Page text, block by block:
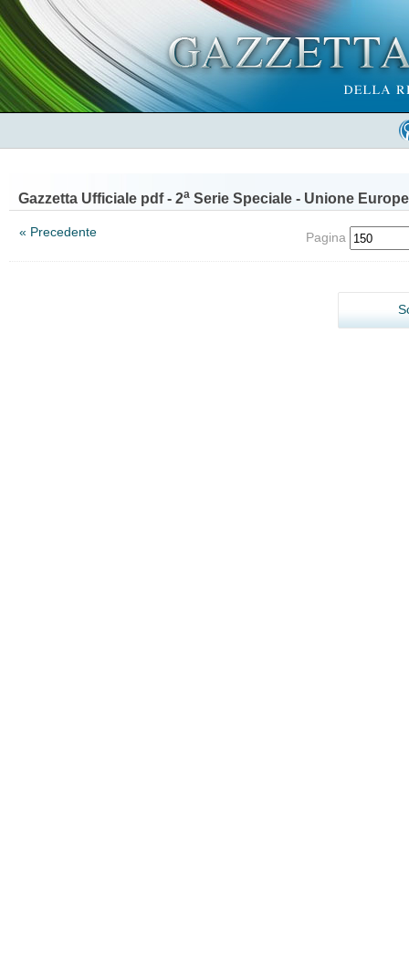
Gazzetta Ufficiale pdf - 2a Serie Speciale - Unione
« Precedente Pagina